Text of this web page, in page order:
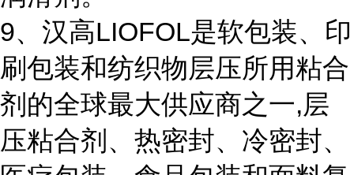
9、汉高LIOFOL是软包装、印
刷包装和纺织物层压所用粘合
剂的全球最大供应商之一,层
压粘合剂、热密封、冷密封、